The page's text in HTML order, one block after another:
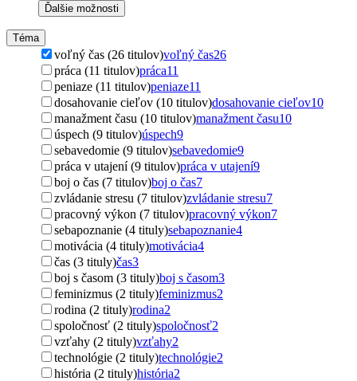
Ďalšie možnosti
Téma
voľný čas (26 titulov)voľný čas26
práca (11 titulov)práca11
peniaze (11 titulov)peniaze11
dosahovanie cieľov (10 titulov)dosahovanie cieľov10
manažment času (10 titulov)manažment času10
úspech (9 titulov)úspech9
sebavedomie (9 titulov)sebavedomie9
práca v utajení (9 titulov)práca v utajení9
boj o čas (7 titulov)boj o čas7
zvládanie stresu (7 titulov)zvládanie stresu7
pracovný výkon (7 titulov)pracovný výkon7
sebapoznanie (4 tituly)sebapoznanie4
motivácia (4 tituly)motivácia4
čas (3 tituly)čas3
boj s časom (3 tituly)boj s časom3
feminizmus (2 tituly)feminizmus2
rodina (2 tituly)rodina2
spoločnosť (2 tituly)spoločnosť2
vzťahy (2 tituly)vzťahy2
technológie (2 tituly)technológie2
história (2 tituly)história2